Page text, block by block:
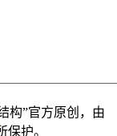
构”官方原创，由
保护。